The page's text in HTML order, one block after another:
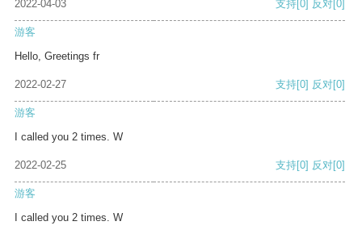
2022-04-03 支持[0] 反对[0]
游客
Hello, Greetings fr
2022-02-27 支持[0] 反对[0]
游客
I called you 2 times. W
2022-02-25 支持[0] 反对[0]
游客
I called you 2 times. W